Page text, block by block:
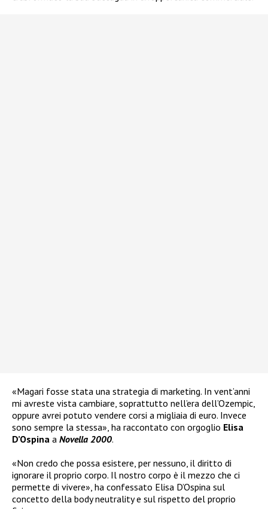
«Magari fosse stata una strategia di marketing. In vent’anni
mi avreste vista cambiare, soprattutto nell’era dell’Ozempic,
oppure avrei potuto vendere corsi a migliaia di euro. Invece
sono sempre la stessa», ha raccontato con orgoglio Elisa
D’Ospina a Novella 2000.
«Non credo che possa esistere, per nessuno, il diritto di
ignorare il proprio corpo. Il nostro corpo è il mezzo che ci
permette di vivere», ha confessato Elisa D’Ospina sul
concetto della body neutrality e sul rispetto del proprio